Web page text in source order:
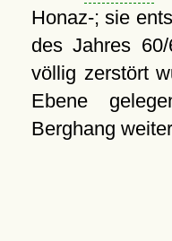
Honaz-; sie
des Jahres
völlig zerstört
Ebene
Berghang